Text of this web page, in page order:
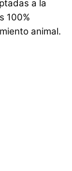
a la
100%
animal.